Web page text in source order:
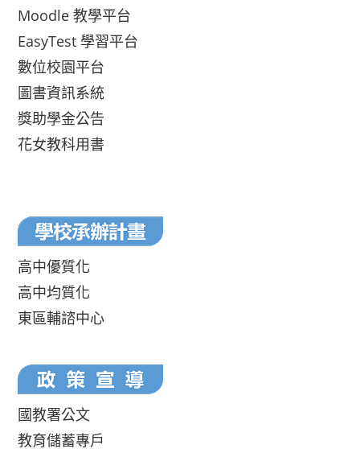
Moodle 教學平台
EasyTest 學習平台
數位校園平台
圖書資訊系統
獎助學金公告
花女教科用書
高中優質化
高中均質化
東區輔諮中心
國教署公文
教育儲蓄專戶